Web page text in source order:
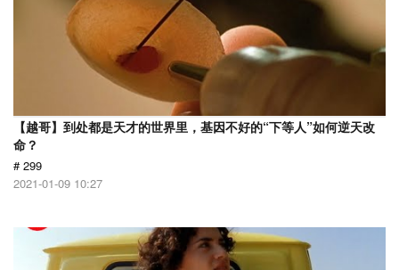
【越哥】到处都是天才的世界里，基因不好的“下等人”如何逆天改
命？
# 299
2021-01-09 10:27